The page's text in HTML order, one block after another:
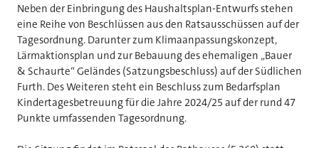
Neben der Einbringung des Haushaltsplan-Entwurfs stehen
eine Reihe von Beschlüssen aus den Ratsausschüssen auf der
Tagesordnung. Darunter zum Klimaanpassungskonzept,
Lärmaktionsplan und zur Bebauung des ehemaligen „Bauer
& Schaurte“ Geländes (Satzungsbeschluss) auf der Südlichen
Furth. Des Weiteren steht ein Beschluss zum Bedarfsplan
Kindertagesbetreuung für die Jahre 2024/25 auf der rund 47
Punkte umfassenden Tagesordnung.